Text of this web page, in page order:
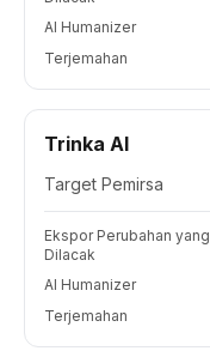
AI Humanizer
Terjemahan
Trinka AI
Target Pemirsa
Ekspor Perubahan yang
Dilacak
AI Humanizer
Terjemahan